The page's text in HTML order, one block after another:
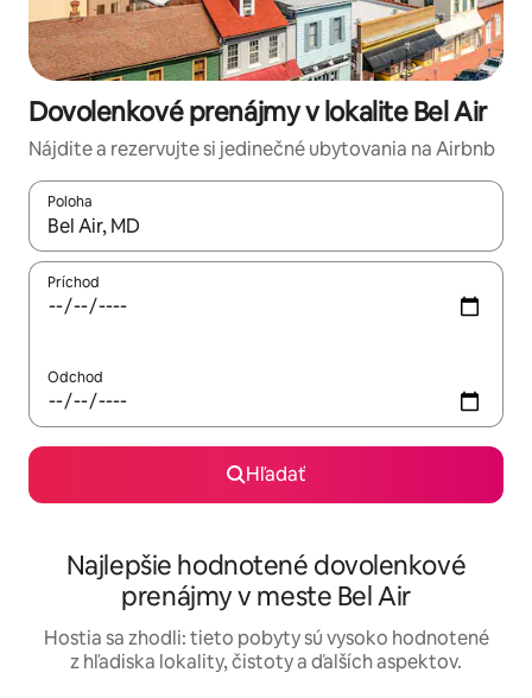
Dovolenkové prenájmy v lokalite Bel Air
Nájdite a rezervujte si jedinečné ubytovania na Airbnb
Poloha
Keď budú výsledky k dispozícii, môžete si ich prechádzať
Príchod
Odchod
Hľadať
Najlepšie hodnotené dovolenkové
prenájmy v meste Bel Air
Hostia sa zhodli: tieto pobyty sú vysoko hodnotené
z hľadiska lokality, čistoty a ďalších aspektov.